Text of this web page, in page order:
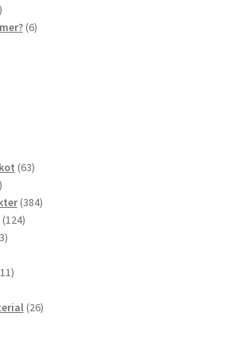
produkter
66
6363
384384
124124
3
1111
2626